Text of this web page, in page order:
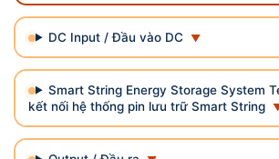
DC Input / Đầu vào DC
Smart String Energy Storage System
kết nối hệ thống pin lưu trữ Smart String